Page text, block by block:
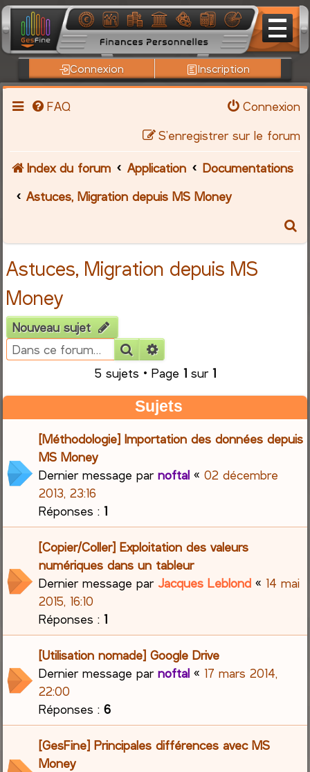
Connexion Inscription
FAQ
Connexion
S’enregistrer sur le forum
Index du forum Application
Documentations
Astuces, Migration depuis MS Money
c
h
Astuces, Migration depuis MS
Money
Nouveau sujet
Rechercher
5 sujets • Page 1sur 1
Sujets
[Méthodologie] Importation des données depuis
MS Money
Dernier message parnoftal «02 décembre
2013, 23:16
Réponses :1
[Copier/Coller] Exploitation des valeurs
numériques dans un tableur
Dernier message parJacques Leblond « 14 mai
2015, 16:10
Réponses :1
[Utilisation nomade] Google Drive
Dernier message parnoftal « 17 mars 2014,
22:00
Réponses :6
[GesFine] Principales différences avec MS
Money